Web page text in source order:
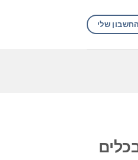
החשבון שלי